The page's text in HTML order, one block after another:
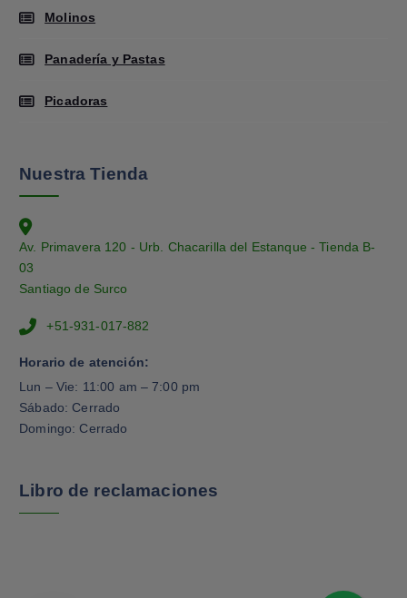
Molinos
Panadería y Pastas
Picadoras
Nuestra Tienda
Av. Primavera 120 - Urb. Chacarilla del Estanque - Tienda B-
03
Santiago de Surco
+51-931-017-882
Horario de atención:
Lun – Vie: 11:00 am – 7:00 pm
Sábado: Cerrado
Domingo: Cerrado
Libro de reclamaciones